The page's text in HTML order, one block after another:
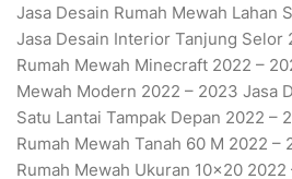
Jasa Desain Rumah Mewah Lahan
Jasa Desain Interior Tanjung Selor
Rumah Mewah Minecraft 2022 –
Mewah Modern 2022 – 2023 Jasa
Satu Lantai Tampak Depan 2022 –
Rumah Mewah Tanah 60 M 2022 –
Rumah Mewah Ukuran 10×20 2022